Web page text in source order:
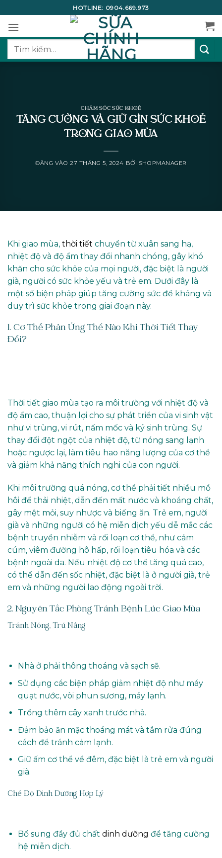
qua
nội
dung
HOTLINE: 0904.669.973
Tìm
CHĂM SÓC SỨC KHOẺ
TĂNG CƯỜNG VÀ GIỮ GÌN SỨC KHOẺ
TRONG GIAO MÙA
ĐĂNG VÀO27 THÁNG 5, 2024 BỞI SHOPMANAGER
Khi giao mùa, thời tiết chuyển từ xuân sang hạ,
nhiệt độ và độ ẩm thay đổi nhanh chóng, gây khó
khăn cho sức khỏe của mọi người, đặc biệt là người
già, người có sức khỏe yếu và trẻ em. Dưới đây là
một số biện pháp giúp tăng cường sức đề kháng và
duy trì sức khỏe trong giai đoạn này.
1. Cơ Thể Phản Ứng Thế Nào Khi Thời Tiết Thay
Đổi?
Thời tiết giao mùa tạo ra môi trường với nhiệt độ và
độ ẩm cao, thuận lợi cho sự phát triển của vi sinh vật
như vi trùng, vi rút, nấm mốc và ký sinh trùng. Sự
thay đổi đột ngột của nhiệt độ, từ nóng sang lạnh
hoặc ngược lại, làm tiêu hao năng lượng của cơ thể
và giảm khả năng thích nghi của con người.
Khi môi trường quá nóng, cơ thể phải tiết nhiều mồ
hôi để thải nhiệt, dẫn đến mất nước và khoáng chất,
gây mệt mỏi, suy nhược và biếng ăn. Trẻ em, người
già và những người có hệ miễn dịch yếu dễ mắc các
bệnh truyền nhiễm và rối loạn cơ thể, như cảm
cúm, viêm đường hô hấp, rối loạn tiêu hóa và các
bệnh ngoài da. Nếu nhiệt độ cơ thể tăng quá cao,
có thể dẫn đến sốc nhiệt, đặc biệt là ở người già, trẻ
em và những người lao động ngoài trời.
2. Nguyên Tắc Phòng Tránh Bệnh Lúc Giao Mùa
Tránh Nóng, Trú Nắng
Nhà ở phải thông thoáng và sạch sẽ.
Sử dụng các biện pháp giảm nhiệt độ như máy
quạt nước, vòi phun sương, máy lạnh.
Trồng thêm cây xanh trước nhà.
Đảm bảo ăn mặc thoáng mát và tắm rửa đúng
cách để tránh cảm lạnh.
Giữ ấm cơ thể về đêm, đặc biệt là trẻ em và người
già.
Chế Độ Dinh Dưỡng Hợp Lý
Bổ sung đầy đủ chất dinh dưỡng để tăng cường
hệ miễn dịch.